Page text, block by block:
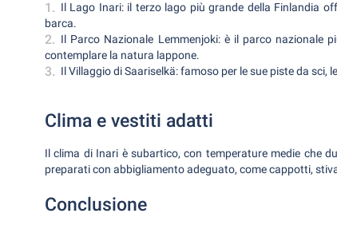
Il Lago Inari: il terzo lago più grande della Finlandia
barca.
Il Parco Nazionale Lemmenjoki: è il parco nazionale
contemplare la natura lappone.
Il Villaggio di Saariselkä: famoso per le sue piste da sci,
Clima e vestiti adatti
Il clima di Inari è subartico, con temperature medie che
preparati con abbigliamento adeguato, come cappotti,
Conclusione